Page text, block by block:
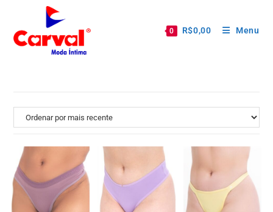
0 R$0,00 Menu